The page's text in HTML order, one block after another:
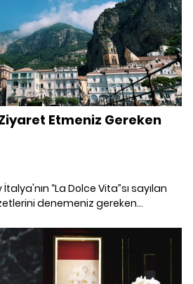
Etmeniz Gereken
“La Dolce Vita”sı sayılan
denemeniz gereken